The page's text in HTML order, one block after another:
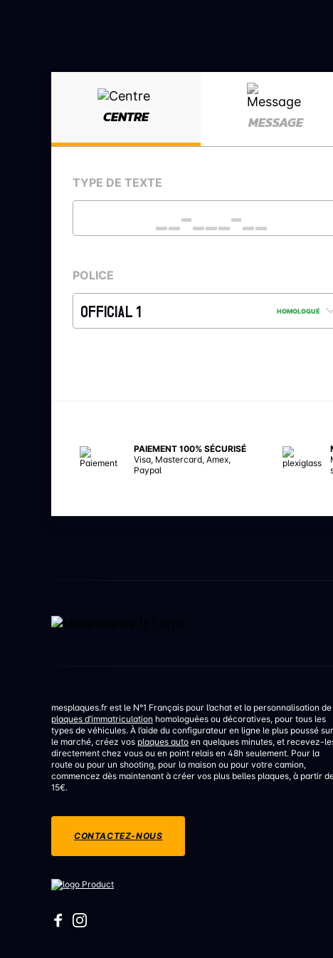
CENTRE MESSAGE
TYPE DE TEXTE
POLICE
OFFICIAL 1 HOMOLOGUÉ
PAIEMENT 100% SÉCURISÉ
Visa, Mastercard, Amex,
Paypal
mesplaques.fr est le N°1 Français pour l’achat et la personnalisation de
plaques d’immatriculation homologuées ou décoratives, pour tous les
types de véhicules. À l’aide du configurateur en ligne le plus poussé sur
le marché, créez vos plaques auto en quelques minutes, et recevez-
directement chez vous ou en point relais en 48h seulement. Pour la
route ou pour un shooting, pour la maison ou pour votre camion,
commencez dès maintenant à créer vos plus belles plaques, à partir
15€.
CONTACTEZ-NOUS